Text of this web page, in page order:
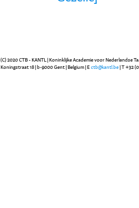
(C) 2020 CTB - KANTL | Koninklijke Academie voor Nederlandse
Koningstraat 18 | b-9000 Gent | Belgium | E ctb@kantl.be | T +32